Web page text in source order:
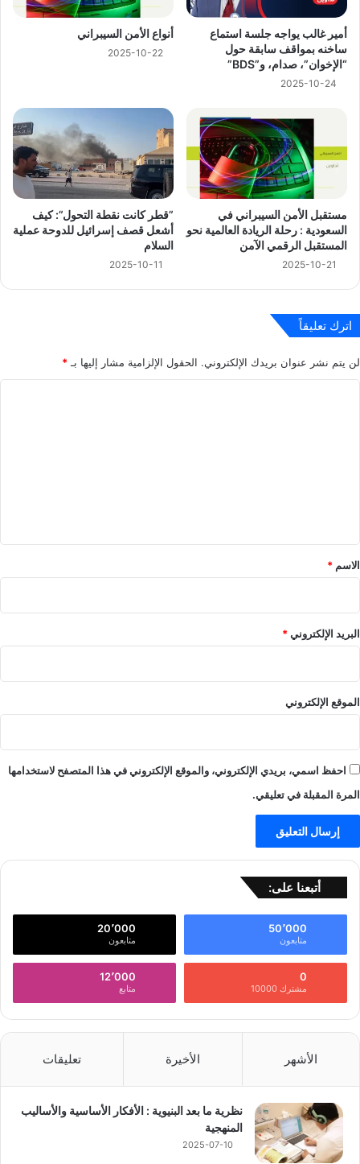
أمير غالب يواجه جلسة استماع
ساخنه بمواقف سابقة حول
“الإخوان”، صدام، و”BDS”
2025-10-24
أنواع الأمن السيبراني
2025-10-22
مستقبل الأمن السيبراني في
السعودية : رحلة الريادة العالمية نحو
المستقبل الرقمي الآمن
2025-10-21
‏”قطر كانت نقطة التحول”: كيف
أشعل قصف إسرائيل للدوحة عملية
السلام
2025-10-11
اترك تعليقاً
لن يتم نشر عنوان بريدك الإلكتروني. الحقول الإلزامية مشار إليها بـ*
*
الاسم *
البريد الإلكتروني*
الموقع الإلكتروني
احفظ اسمي، بريدي الإلكتروني، والموقع الإلكتروني في هذا المتصفح لاستخدامها
المرة المقبلة في تعليقي.
أتبعنا على:
50٬000
متابعون
20٬000
متابعون
0
مشترك 10000
12٬000
متابع
الأشهر الأخيرة تعليقات
نظرية ما بعد البنيوية : الأفكار الأساسية والأساليب
المنهجية
2025-07-10